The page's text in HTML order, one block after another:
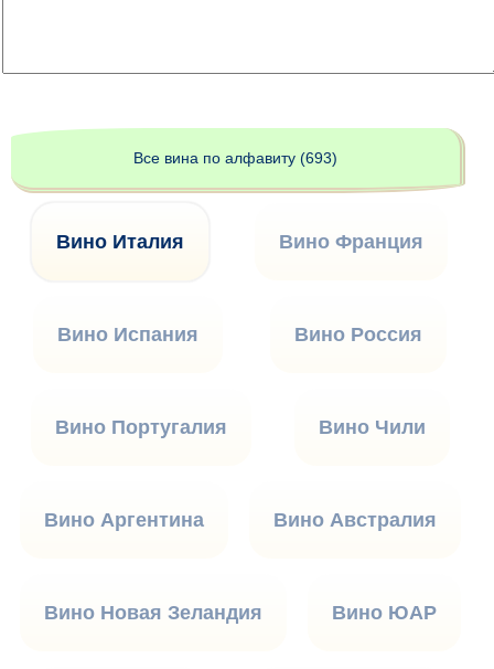
Все вина по алфавиту (693)
Вино Италия Вино Франция
Вино Испания Вино Россия
Вино Португалия Вино Чили
Вино Аргентина Вино Австралия
Вино Новая Зеландия Вино ЮАР